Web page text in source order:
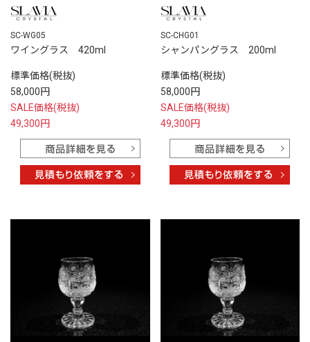
SC-WG05
ワイングラス 420ml
標準価格(税抜)
58,000円
SALE価格(税抜)
49,300円
SC-CHG01
シャンパングラス 200ml
標準価格(税抜)
58,000円
SALE価格(税抜)
49,300円